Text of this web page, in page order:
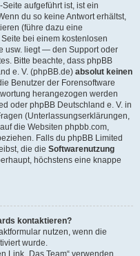
Seite aufgeführt ist, ist ein
du so keine Antwort erhältst,
(führe dazu eine
bei einem kostenlosen
usw. liegt — den Support oder
Bitte beachte, dass phpBB
e. V. (phpBB.de) absolut keinen
Benutzer der Forensoftware
herangezogen werden
oder phpBB Deutschland e. V. in
(Unterlassungserklärungen,
auf die Websiten phpbb.com,
Falls du phpBB Limited
die die Softwarenutzung
höchstens eine knappe
kontaktieren?
nutzen, wenn die
wurde.
Link „Das Team“ verwenden.